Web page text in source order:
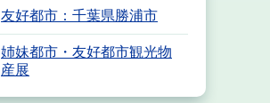
友好都市：千葉県勝浦市
姉妹都市・友好都市観光物
産展